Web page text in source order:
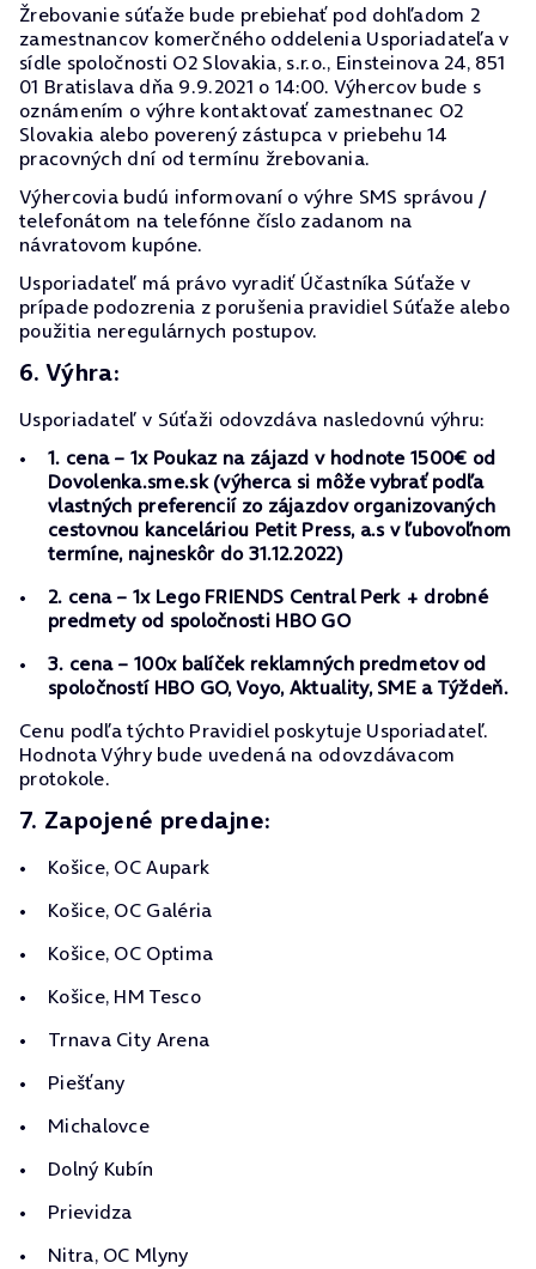
Žrebovanie súťaže bude prebiehať pod dohľadom 2
zamestnancov komerčného oddelenia Usporiadateľa v
sídle spoločnosti O2 Slovakia, s.r.o., Einsteinova 24, 851
01 Bratislava dňa 9.9.2021 o 14:00. Výhercov bude s
oznámením o výhre kontaktovať zamestnanec O2
Slovakia alebo poverený zástupca v priebehu 14
pracovných dní od termínu žrebovania.
Výhercovia budú informovaní o výhre SMS správou /
telefonátom na telefónne číslo zadanom na
návratovom kupóne.
Usporiadateľ má právo vyradiť Účastníka Súťaže v
prípade podozrenia z porušenia pravidiel Súťaže alebo
použitia neregulárnych postupov.
6. Výhra:
Usporiadateľ v Súťaži odovzdáva nasledovnú výhru:
1. cena – 1x Poukaz na zájazd v hodnote 1500€ od
Dovolenka.sme.sk (výherca si môže vybrať podľa
vlastných preferencií zo zájazdov organizovaných
cestovnou kanceláriou Petit Press, a.s v ľubovoľnom
termíne, najneskôr do 31.12.2022)
2. cena – 1x Lego FRIENDS Central Perk + drobné
predmety od spoločnosti HBO GO
3. cena – 100x balíček reklamných predmetov od
spoločností HBO GO, Voyo, Aktuality, SME a Týždeň.
Cenu podľa týchto Pravidiel poskytuje Usporiadateľ.
Hodnota Výhry bude uvedená na odovzdávacom
protokole.
7. Zapojené predajne:
Košice, OC Aupark
Košice, OC Galéria
Košice, OC Optima
Košice, HM Tesco
Trnava City Arena
Piešťany
Michalovce
Dolný Kubín
Prievidza
Nitra, OC Mlyny